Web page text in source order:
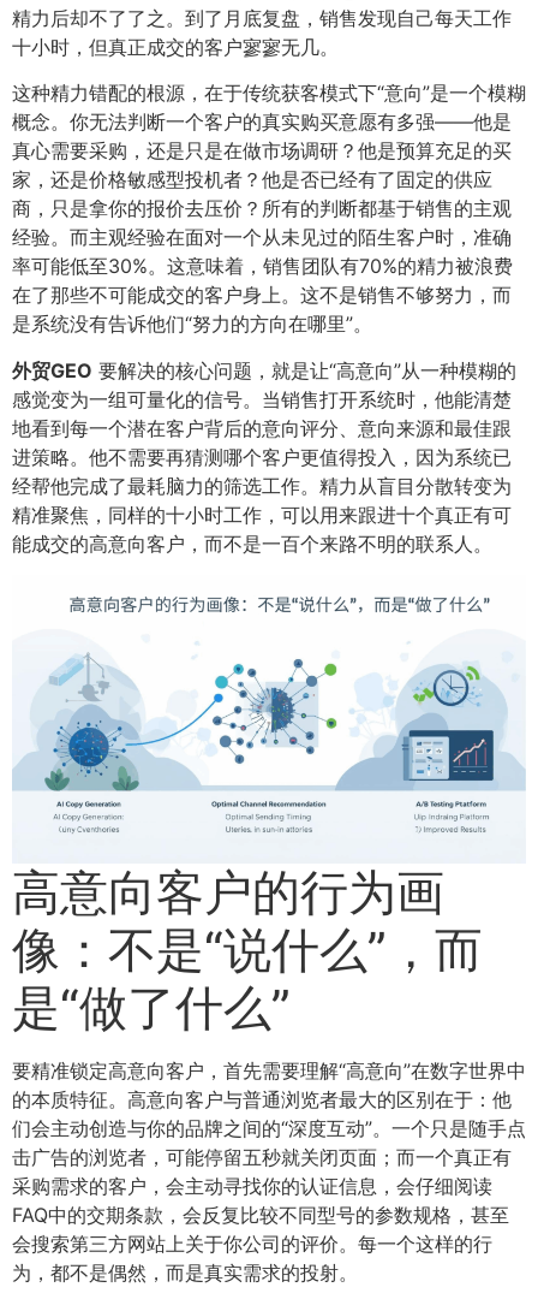
精力后却不了了之。到了月底复盘，销售发现自己每天工作
十小时，但真正成交的客户寥寥无几。
这种精力错配的根源，在于传统获客模式下“意向”是一个模糊
概念。你无法判断一个客户的真实购买意愿有多强——他是
真心需要采购，还是只是在做市场调研？他是预算充足的买
家，还是价格敏感型投机者？他是否已经有了固定的供应
商，只是拿你的报价去压价？所有的判断都基于销售的主观
经验。而主观经验在面对一个从未见过的陌生客户时，准确
率可能低至30%。这意味着，销售团队有70%的精力被浪费
在了那些不可能成交的客户身上。这不是销售不够努力，而
是系统没有告诉他们“努力的方向在哪里”。
外贸GEO 要解决的核心问题，就是让“高意向”从一种模糊的
感觉变为一组可量化的信号。当销售打开系统时，他能清楚
地看到每一个潜在客户背后的意向评分、意向来源和最佳跟
进策略。他不需要再猜测哪个客户更值得投入，因为系统已
经帮他完成了最耗脑力的筛选工作。精力从盲目分散转变为
精准聚焦，同样的十小时工作，可以用来跟进十个真正有可
能成交的高意向客户，而不是一百个来路不明的联系人。
高意向客户的行为画
像：不是“说什么”，而
是“做了什么”
要精准锁定高意向客户，首先需要理解“高意向”在数字世界中
的本质特征。高意向客户与普通浏览者最大的区别在于：他
们会主动创造与你的品牌之间的“深度互动”。一个只是随手点
击广告的浏览者，可能停留五秒就关闭页面；而一个真正有
采购需求的客户，会主动寻找你的认证信息，会仔细阅读
FAQ中的交期条款，会反复比较不同型号的参数规格，甚至
会搜索第三方网站上关于你公司的评价。每一个这样的行
为，都不是偶然，而是真实需求的投射。